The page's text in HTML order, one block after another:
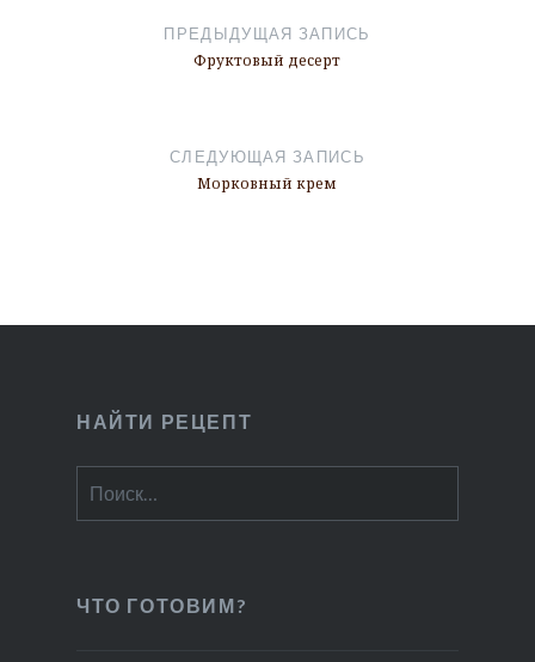
ПРЕДЫДУЩАЯ ЗАПИСЬ
Фруктовый десерт
СЛЕДУЮЩАЯ ЗАПИСЬ
Морковный крем
НАЙТИ РЕЦЕПТ
ЧТО ГОТОВИМ?